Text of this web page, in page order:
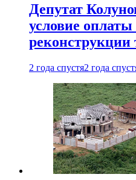
Депутат
условие
реконструкции
2 года спустя2 года